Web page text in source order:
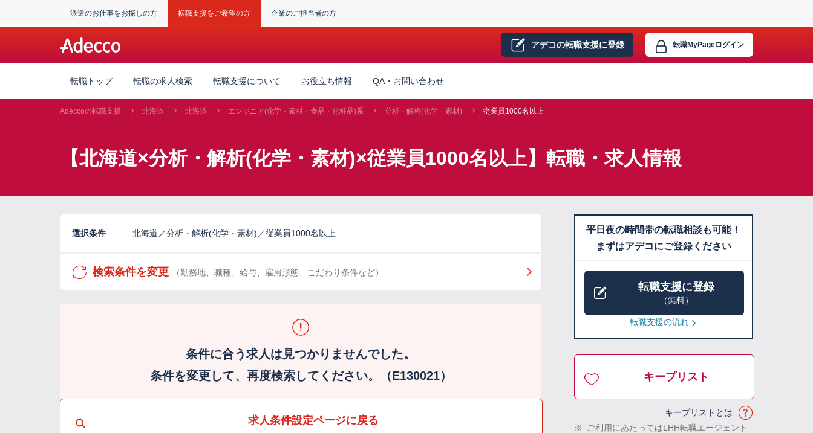
派遣のお仕事をお探しの方 転職支援をご希望の方 企業のご担当者の方
アデコの転職支援に登録 転職MyPageログイン
転職トップ 転職の求人検索 転職支援について お役立ち情報 QA・お問い合わせ
Adeccoの転職支援 北海道 北海道 エンジニア(化学・素材・食品・化粧品)系 分析・解析(化学・素材) 従業員1000名以上
【北海道×分析・解析(化学・素材)×従業員1000名以上】転職・求人情報
選択条件 北海道／分析・解析(化学・素材)／従業員1000名以上
検索条件を変更 （勤務地、職種、給与、雇用形態、こだわり条件など）
条件に合う求人は見つかりませんでした。
条件を変更して、再度検索してください。（E130021）
求人条件設定ページに戻る
平日夜の時間帯の転職相談も可能！
まずはアデコにご登録ください
転職支援に登録
（無料）
転職支援の流れ
キープリスト
キープリストとは
※
ご利用にあたってはLHH転職エージェント